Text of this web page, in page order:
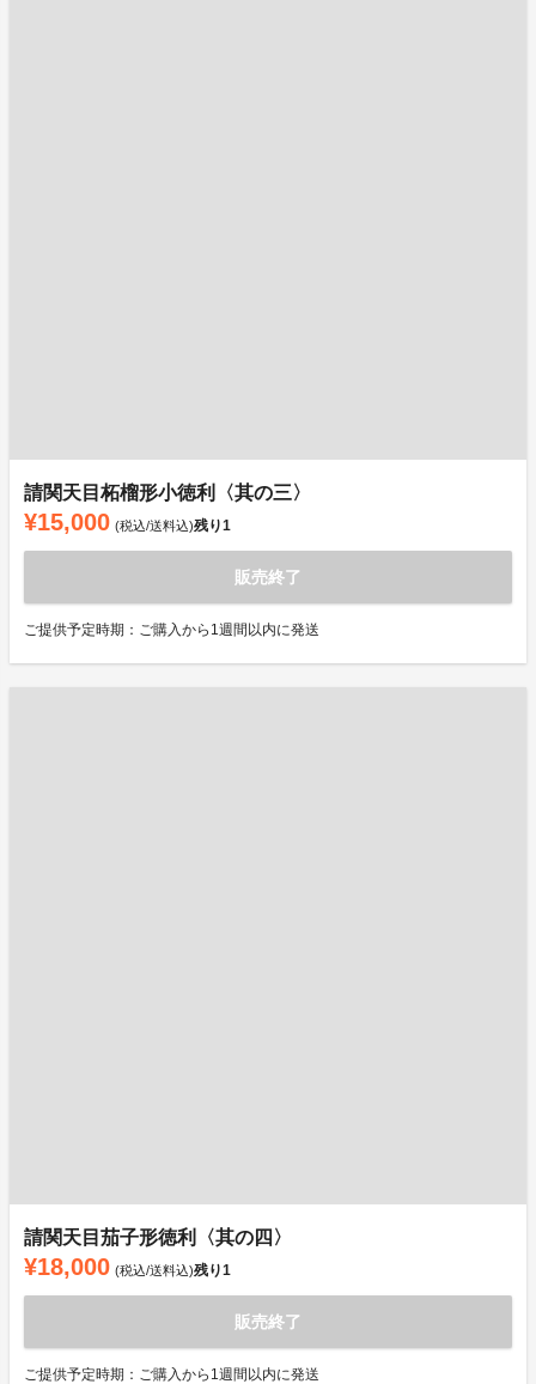
請関天目柘榴形小徳利〈其の三〉
¥15,000 (税込/送料込)残り1
販売終了
ご提供予定時期：ご購入から1週間以内に発送
請関天目茄子形徳利〈其の四〉
¥18,000 (税込/送料込)残り1
販売終了
ご提供予定時期：ご購入から1週間以内に発送